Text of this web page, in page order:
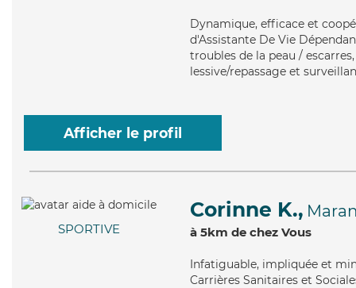
Dynamique, efficace et
d'Assistante De Vie
troubles de la peau /
lessive/repassage et
Afficher le profil
SPORTIVE
Corinne K.,
à 5km de chez Vous
Infatiguable, impliquée et
Carrières Sanitaires et